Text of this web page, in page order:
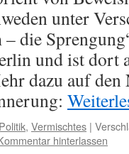
unter
die
und ist dort
dazu auf
Politik, Vermischtes |
hinterlassen